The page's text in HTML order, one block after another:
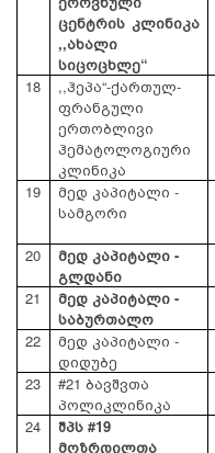
ცენტრის კლინიკა
,,ახალი
სიცოცხლე“
18
,,ჰეპა“-ქართულ-
ფრანგული
ერთობლივი
ჰემატოლოგიური
კლინიკა
19
მედ კაპიტალი -
სამგორი
20
მედ კაპიტალი -
გლდანი
21
მედ კაპიტალი -
საბურთალო
22
მედ კაპიტალი -
დიდუბე
23
#21 ბავშვთა
პოლიკლინიკა
24
შპს #19
მოზრდილთა